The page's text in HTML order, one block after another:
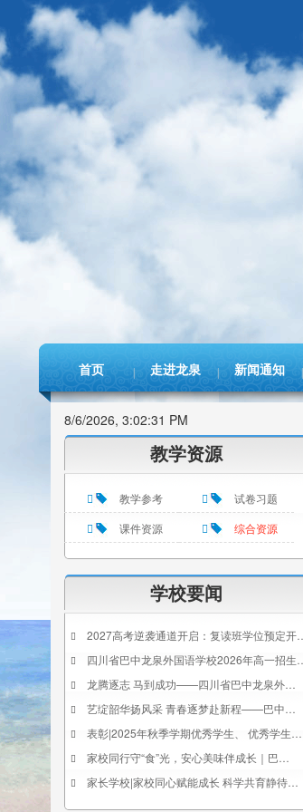
首页 走进龙泉 新闻通知
8/6/2026, 3:02:31 PM
教学资源
教学参考
试卷习题
课件资源
综合资源
学校要闻
2027高考逆袭通道开启：复读班学位预定开…
四川省巴中龙泉外国语学校2026年高一招生…
龙腾逐志 马到成功——四川省巴中龙泉外…
艺绽韶华扬风采 青春逐梦赴新程——巴中…
表彰|2025年秋季学期优秀学生、 优秀学生…
家校同行守“食”光，安心美味伴成长｜巴…
家长学校|家校同心赋能成长 科学共育静待…